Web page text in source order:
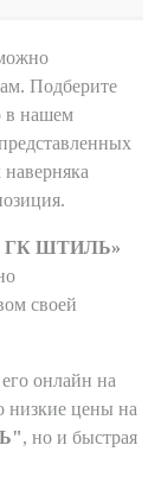
Подберите
в нашем
ГК ШТИЛЬ»
своей
онлайн на
низкие цены на
, но и быстрая